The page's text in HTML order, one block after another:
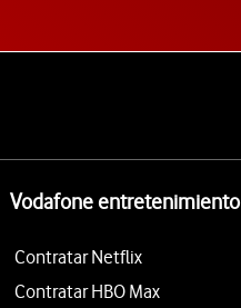
Vodafone entretenimiento
Contratar Netflix
Contratar HBO Max